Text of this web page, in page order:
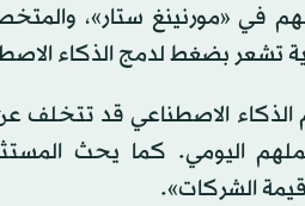
في «مورنينغ ستار»،
تشعر بضغط لدمج الذكاء
الذكاء الاصطناعي قد تتخلف
اليومي. كما يحث
الشركات».